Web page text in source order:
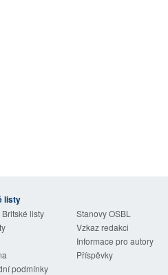
listy
Britské listy
Stanovy OSBL
Vzkaz redakci
Informace pro autory
Příspěvky
podmínky